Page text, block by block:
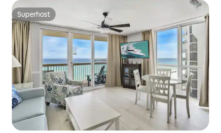
Superhost
Superhost